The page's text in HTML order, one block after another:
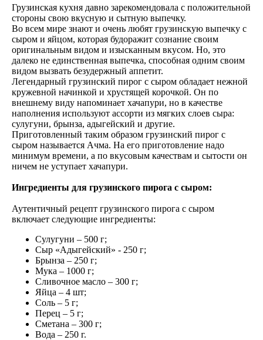
Грузинская кухня давно зарекомендовала с положительной
стороны свою вкусную и сытную выпечку.
Во всем мире знают и очень любят грузинскую выпечку с
сыром и яйцом, которая будоражит сознание своим
оригинальным видом и изысканным вкусом. Но, это
далеко не единственная выпечка, способная одним своим
видом вызвать безудержный аппетит.
Легендарный грузинский пирог с сыром обладает нежной
кружевной начинкой и хрустящей корочкой. Он по
внешнему виду напоминает хачапури, но в качестве
наполнения используют ассорти из мягких слоев сыра:
сулугуни, брынза, адыгейский и другие.
Приготовленный таким образом грузинский пирог с
сыром называется Ачма. На его приготовление надо
минимум времени, а по вкусовым качествам и сытости он
ничем не уступает хачапури.
Ингредиенты для грузинского пирога с сыром:
Аутентичный рецепт грузинского пирога с сыром
включает следующие ингредиенты:
Сулугуни – 500 г;
Сыр «Адыгейский» - 250 г;
Брынза – 250 г;
Мука – 1000 г;
Сливочное масло – 300 г;
Яйца – 4 шт;
Соль – 5 г;
Перец – 5 г;
Сметана – 300 г;
Вода – 250 г.